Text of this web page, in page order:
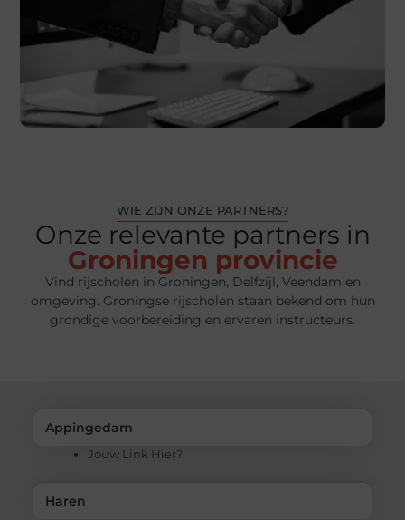
WIE ZIJN ONZE PARTNERS?
Onze relevante partners in
Groningen provincie
Vind rijscholen in Groningen, Delfzijl, Veendam en
omgeving. Groningse rijscholen staan bekend om hun
grondige voorbereiding en ervaren instructeurs.
Appingedam
Jouw Link Hier?
Haren